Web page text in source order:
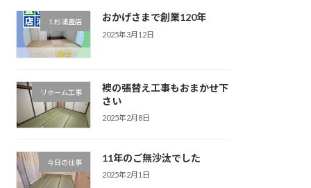
1.杉浦畳店 おかげさまで創業120年
2025年3月12日
リホーム工事
襖の張替え工事もおまかせ下
さい
2025年2月8日
今日の仕事 11年のご無沙汰でした
2025年2月1日